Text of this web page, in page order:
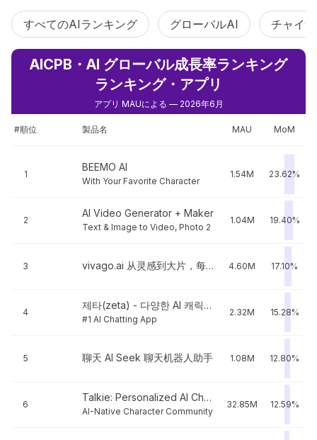
すべてのAIランキング グローバルAI チャイ
AICPB・AI グローバル成長率ランキング
ランキング・アプリ
アプリ MAUによる — 2026年6月
#順位 製品名 MAU MoM
1
BEEMO AI
With Your Favorite Character
1.54M 23.62%
2
AI Video Generator + Maker
Text & Image to Video, Photo 2
1.04M 19.40%
3 vivago.ai 从灵感到大片，每个人都能用的 AI 导演 4.60M 17.10%
4
제타(zeta) - 다양한 AI 캐릭터와 나만의 스토리
#1 AI Chatting App
2.32M 15.28%
5 聊天 AI Seek 聊天机器人助手 1.08M 12.80%
6
Talkie: Personalized AI Chats
AI-Native Character Community
32.85M 12.59%